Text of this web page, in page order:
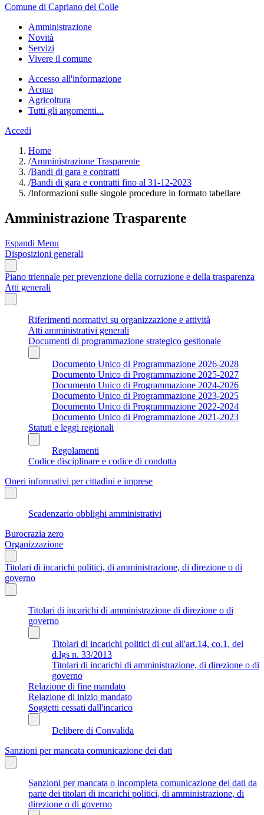
Comune di Capriano del Colle
Amministrazione
Novità
Servizi
Vivere il comune
Accesso all'informazione
Acqua
Agricoltura
Tutti gli argomenti...
Accedi
Home
/Amministrazione Trasparente
/Bandi di gara e contratti
/Bandi di gara e contratti fino al 31-12-2023
/Informazioni sulle singole procedure in formato tabellare
Amministrazione Trasparente
Espandi Menu
Disposizioni generali
Piano triennale per prevenzione della corruzione e della trasparenza
Atti generali
Riferimenti normativi su organizzazione e attività
Atti amministrativi generali
Documenti di programmazione strategico gestionale
Documento Unico di Programmazione 2026-2028
Documento Unico di Programmazione 2025-2027
Documento Unico di Programmazione 2024-2026
Documento Unico di Programmazione 2023-2025
Documento Unico di Programmazione 2022-2024
Documento Unico di Programmazione 2021-2023
Statuti e leggi regionali
Regolamenti
Codice disciplinare e codice di condotta
Oneri informativi per cittadini e imprese
Scadenzario obblighi amministrativi
Burocrazia zero
Organizzazione
Titolari di incarichi politici, di amministrazione, di direzione o di
governo
Titolari di incarichi di amministrazione di direzione o di
governo
Titolari di incarichi politici di cui all'art.14, co.1, del
d.lgs n. 33/2013
Titolari di incarichi di amministrazione, di direzione o di
governo
Relazione di fine mandato
Relazione di inizio mandato
Soggetti cessati dall'incarico
Delibere di Convalida
Sanzioni per mancata comunicazione dei dati
Sanzioni per mancata o incompleta comunicazione dei dati da
parte dei titolari di incarichi politici, di amministrazione, di
direzione o di governo